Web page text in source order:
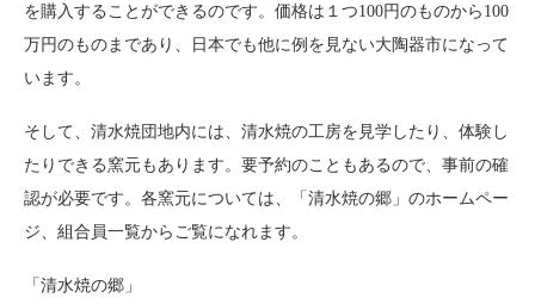
を購入することができるのです。価格は１つ100円のものから100
万円のものまであり、日本でも他に例を見ない大陶器市になって
います。
そして、清水焼団地内には、清水焼の工房を見学したり、体験し
たりできる窯元もあります。要予約のこともあるので、事前の確
認が必要です。各窯元については、「清水焼の郷」のホームペー
ジ、組合員一覧からご覧になれます。
「清水焼の郷」